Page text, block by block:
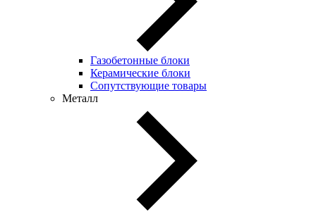
Газобетонные блоки
Керамические блоки
Сопутствующие товары
Металл